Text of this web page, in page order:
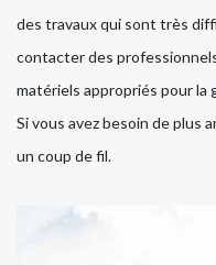
des travaux qui sont très
contacter des
matériels appropriés pour la
Si vous avez besoin de plus
un coup de fil.